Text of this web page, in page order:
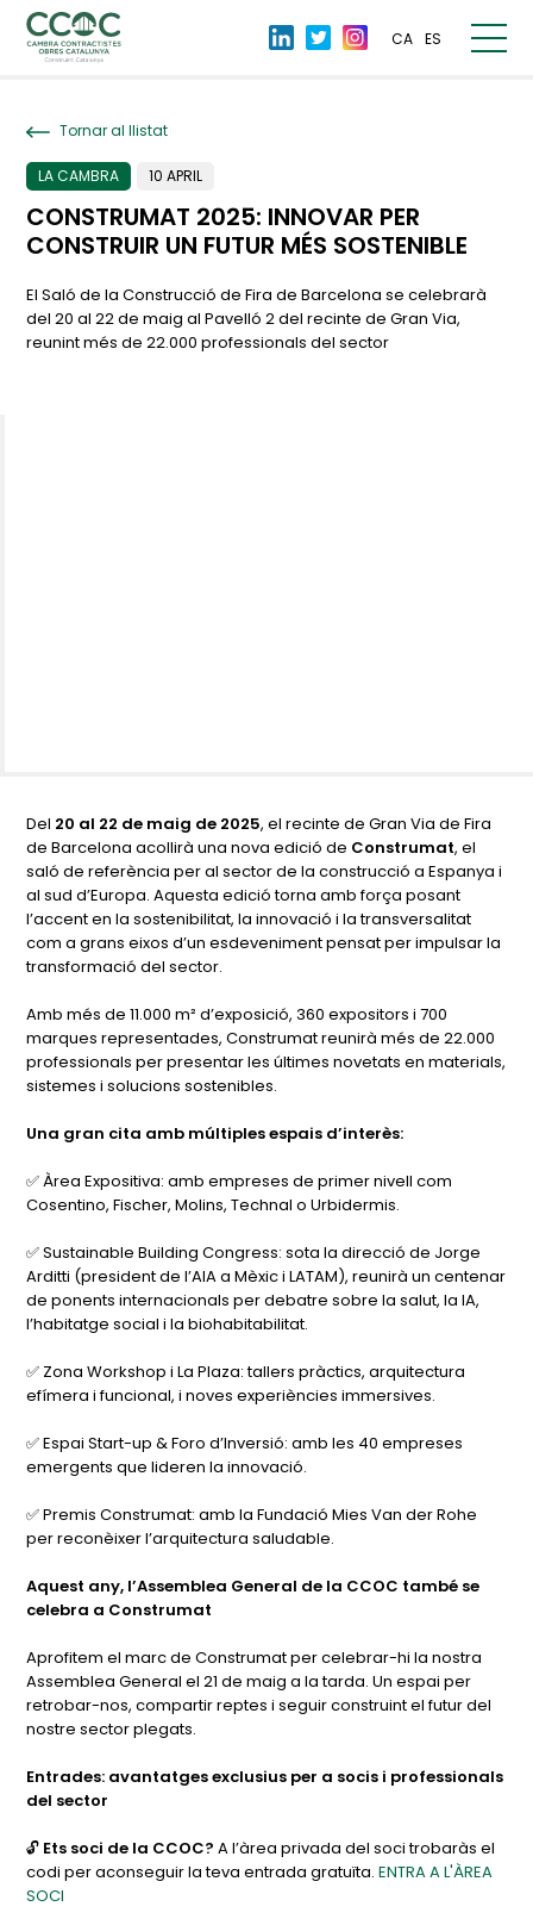
CA ES
Tornar al llistat
LA CAMBRA 10 APRIL
CONSTRUMAT 2025: INNOVAR PER
CONSTRUIR UN FUTUR MÉS SOSTENIBLE
El Saló de la Construcció de Fira de Barcelona se celebrarà
del 20 al 22 de maig al Pavelló 2 del recinte de Gran Via,
reunint més de 22.000 professionals del sector
Del 20 al 22 de maig de 2025, el recinte de Gran Via de Fira
de Barcelona acollirà una nova edició de Construmat, el
saló de referència per al sector de la construcció a Espanya i
al sud d’Europa. Aquesta edició torna amb força posant
l’accent en la sostenibilitat, la innovació i la transversalitat
com a grans eixos d’un esdeveniment pensat per impulsar la
transformació del sector.
Amb més de 11.000 m² d’exposició, 360 expositors i 700
marques representades, Construmat reunirà més de 22.000
professionals per presentar les últimes novetats en materials,
sistemes i solucions sostenibles.
Una gran cita amb múltiples espais d’interès:
✅ Àrea Expositiva: amb empreses de primer nivell com
Cosentino, Fischer, Molins, Technal o Urbidermis.
✅ Sustainable Building Congress: sota la direcció de Jorge
Arditti (president de l’AIA a Mèxic i LATAM), reunirà un centenar
de ponents internacionals per debatre sobre la salut, la IA,
l’habitatge social i la biohabitabilitat.
✅ Zona Workshop i La Plaza: tallers pràctics, arquitectura
efímera i funcional, i noves experiències immersives.
✅ Espai Start-up & Foro d’Inversió: amb les 40 empreses
emergents que lideren la innovació.
✅ Premis Construmat: amb la Fundació Mies Van der Rohe
per reconèixer l’arquitectura saludable.
Aquest any, l’Assemblea General de la CCOC també se
celebra a Construmat
Aprofitem el marc de Construmat per celebrar-hi la nostra
Assemblea General el 21 de maig a la tarda. Un espai per
retrobar-nos, compartir reptes i seguir construint el futur del
nostre sector plegats.
Entrades: avantatges exclusius per a socis i professionals
del sector
🔓 Ets soci de la CCOC? A l’àrea privada del soci trobaràs el
codi per aconseguir la teva entrada gratuïta.ENTRA A L'ÀREA
SOCI